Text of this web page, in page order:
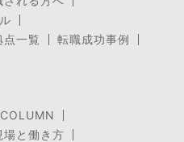
点一覧
転職成功事例
場と働き方